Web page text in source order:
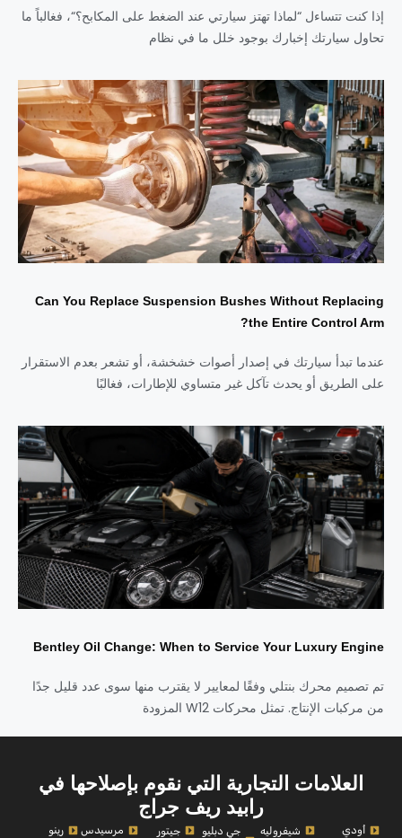
إذا كنت تتساءل “لماذا تهتز سيارتي عند الضغط على المكابح؟“، فغالباً ما
تحاول سيارتك إخبارك بوجود خلل ما في نظام
Can You Replace Suspension Bushes Without Replacing
the Entire Control Arm?
عندما تبدأ سيارتك في إصدار أصوات خشخشة، أو تشعر بعدم الاستقرار
على الطريق أو يحدث تآكل غير متساوي للإطارات، فغالبًا
Bentley Oil Change: When to Service Your Luxury Engine
تم تصميم محرك بنتلي وفقًا لمعايير لا يقترب منها سوى عدد قليل جدًا
من مركبات الإنتاج. تمثل محركات W12 المزودة
العلامات التجارية التي نقوم بإصلاحها في
رابيد ريف جراج
أودي شيفروليه
جي دبليو
جيتور مرسيدس رينو